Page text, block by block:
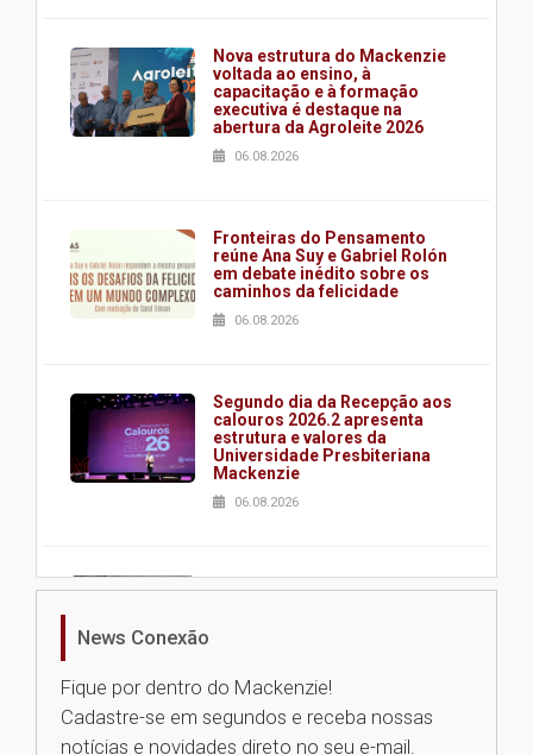
Nova estrutura do Mackenzie
voltada ao ensino, à
capacitação e à formação
executiva é destaque na
abertura da Agroleite 2026
06.08.2026
Fronteiras do Pensamento
reúne Ana Suy e Gabriel Rolón
em debate inédito sobre os
caminhos da felicidade
06.08.2026
Segundo dia da Recepção aos
calouros 2026.2 apresenta
estrutura e valores da
Universidade Presbiteriana
Mackenzie
06.08.2026
Nova apresentação do Centro
Universidade Mackenzie
realizará nova edição da Feira
News Conexão
Fique por dentro do Mackenzie!
Cadastre-se em segundos e receba nossas
notícias e novidades direto no seu e-mail.